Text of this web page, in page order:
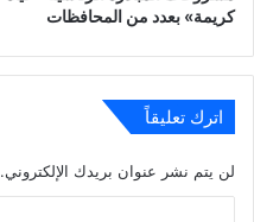
كريمة» بعدد من المحافظات
اترك تعليقاً
لن يتم نشر عنوان بريدك الإلكتروني.